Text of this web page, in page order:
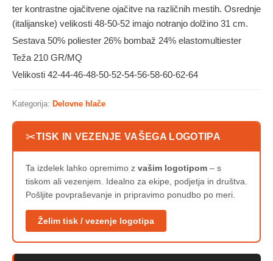
ter kontrastne ojačitvene ojačitve na različnih mestih. Osrednje
(italijanske) velikosti 48-50-52 imajo notranjo dolžino 31 cm.
Sestava 50% poliester 26% bombaž 24% elastomultiester
Teža 210 GR/MQ
Velikosti 42-44-46-48-50-52-54-56-58-60-62-64
Kategorija: Delovne hlače
✂TISK IN VEZENJE VAŠEGA LOGOTIPA
Ta izdelek lahko opremimo z vašim logotipom – s
tiskom ali vezenjem. Idealno za ekipe, podjetja in društva.
Pošljite povpraševanje in pripravimo ponudbo po meri.
Želim tisk / vezenje logotipa